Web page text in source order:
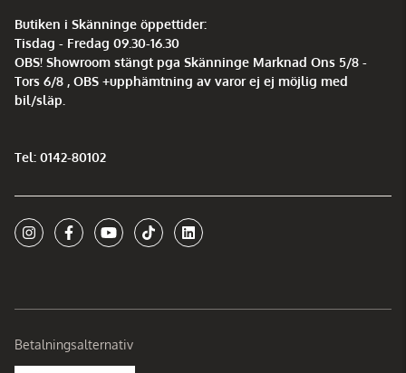
Butiken i Skänninge öppettider:
Tisdag - Fredag 09.30-16.30
OBS! Showroom stängt pga Skänninge Marknad Ons 5/8 -
Tors 6/8 , OBS +upphämtning av varor ej ej möjlig med
bil/släp.
Tel: 0142-80102
Betalningsalternativ